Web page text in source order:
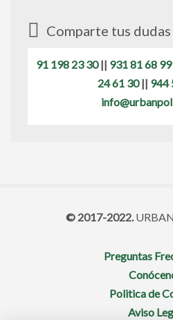
Comparte tus
91 198 23 30|| 931 81 68 99
24 61 30|| 944
© 2017-2022.
Preguntas
Politica de
Aviso